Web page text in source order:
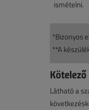
ismételni.
*Bizonyos
**A
Látható a